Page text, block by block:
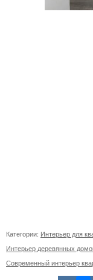
Категории: Интерьер для
Интерьер деревянных
Современный интерьер